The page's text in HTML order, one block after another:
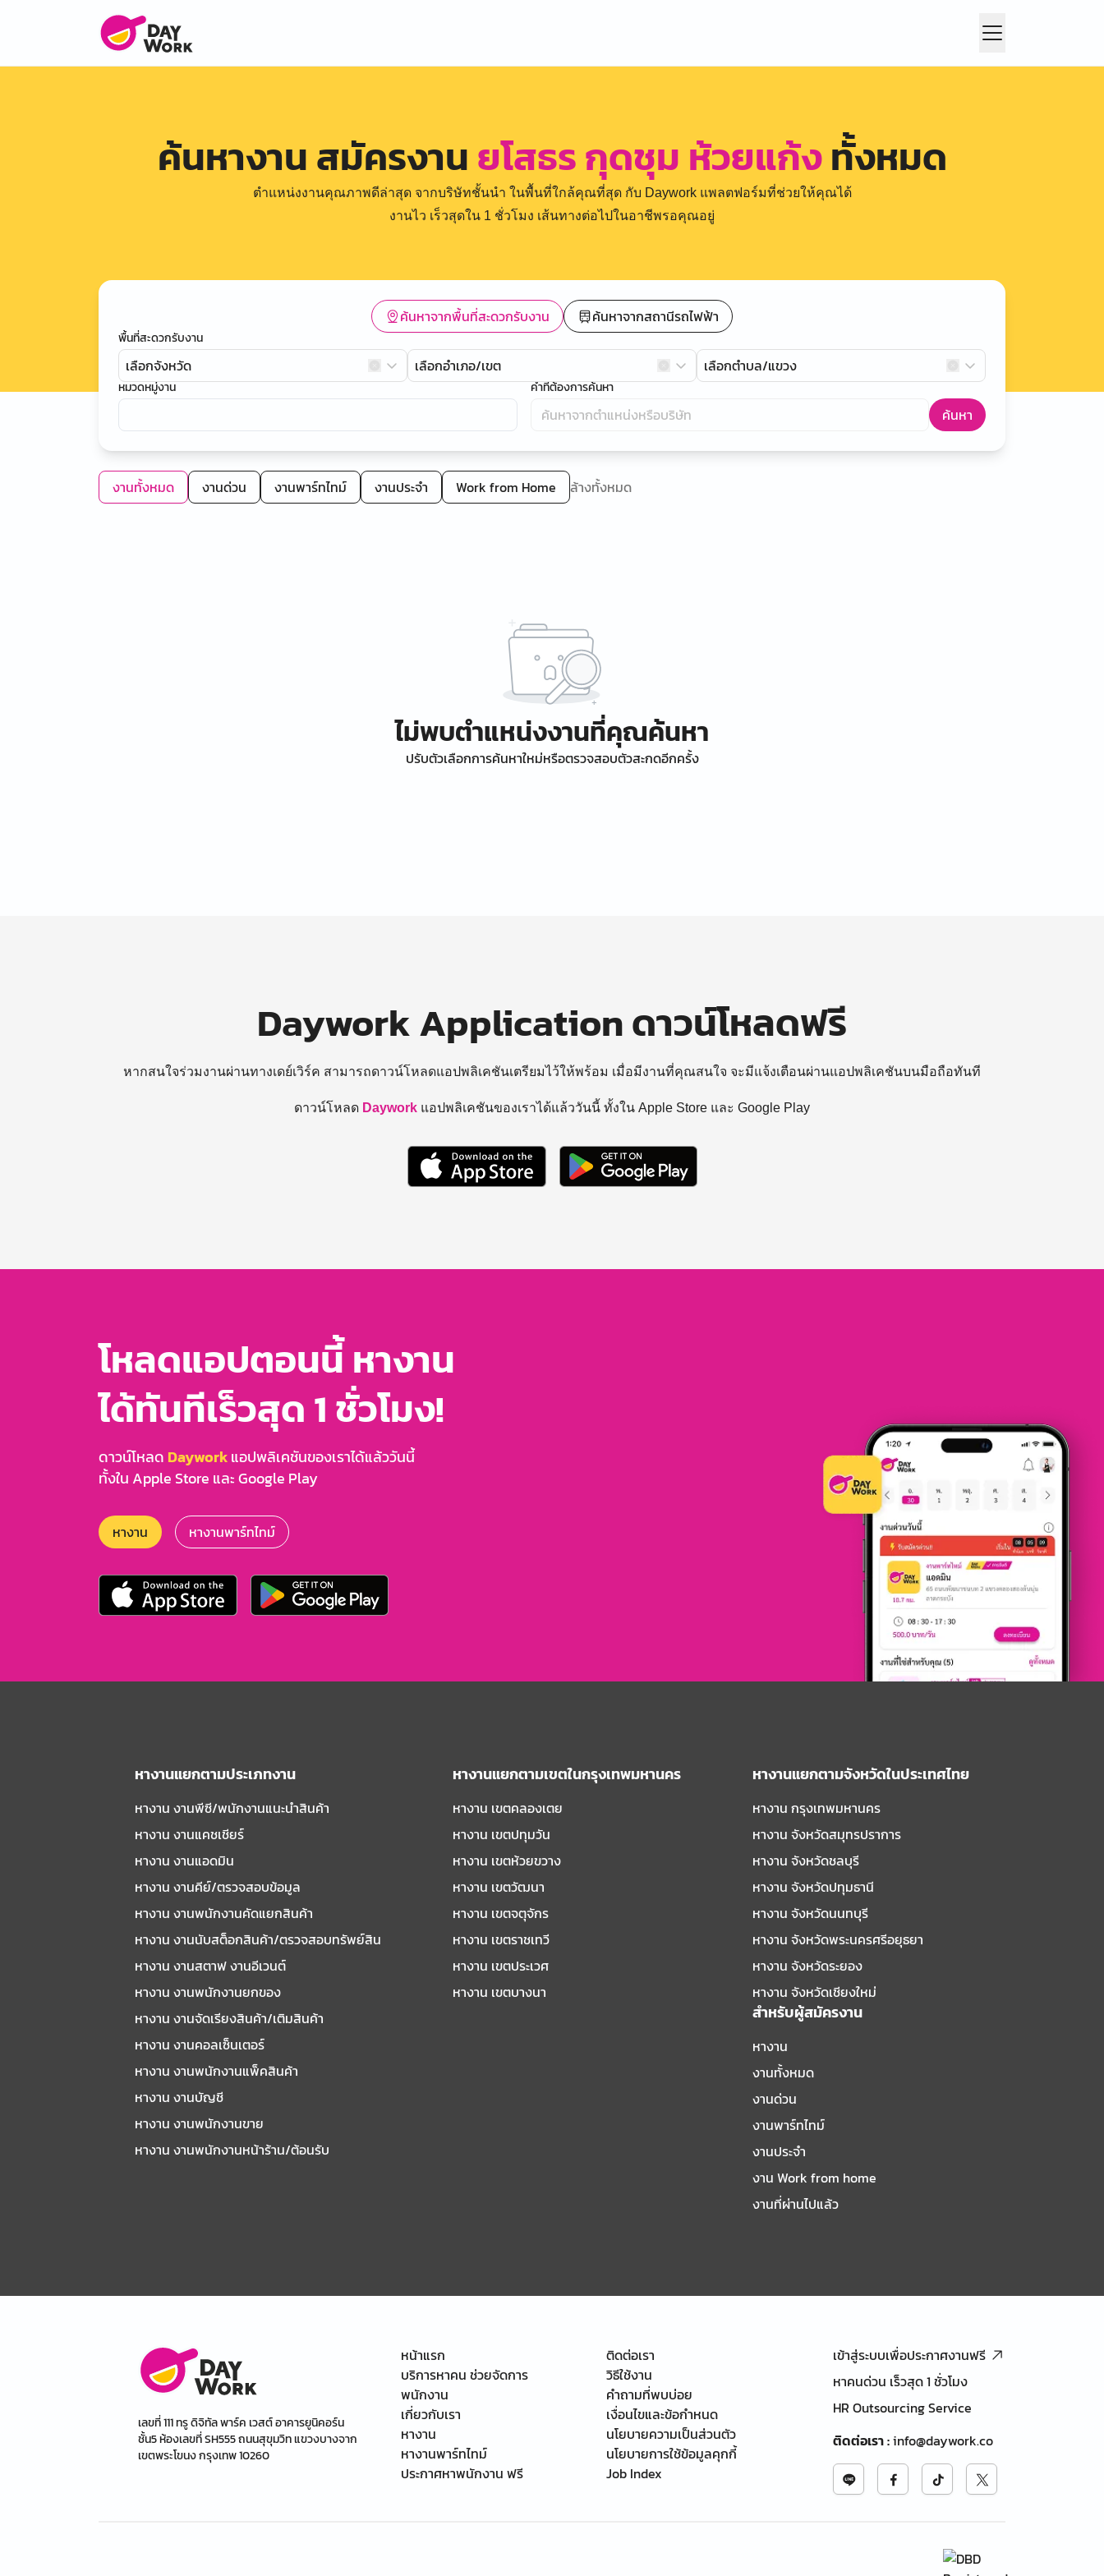
ค้นหางาน สมัครงานยโสธร กุดชุม ห้วยแก้งทั้งหมด
ตำแหน่งงานคุณภาพดีล่าสุด จากบริษัทชั้นนำ ในพื้นที่ใกล้คุณที่สุด กับ Daywork แพลตฟอร์มที่ช่วยให้คุณได้
งานไว เร็วสุดใน 1 ชั่วโมง เส้นทางต่อไปในอาชีพรอคุณอยู่
ค้นหาจากพื้นที่สะดวกรับงาน ค้นหาจากสถานีรถไฟฟ้า
พื้นที่สะดวกรับงาน
เลือกจังหวัด เลือกอำเภอ/เขต เลือกตำบล/แขวง
หมวดหมู่งาน คำที่ต้องการค้นหา
ค้นหา
งานทั้งหมด งานด่วน งานพาร์ทไทม์ งานประจำ Work from Home ล้างทั้งหมด
ไม่พบตำแหน่งงานที่คุณค้นหา
ปรับตัวเลือกการค้นหาใหม่หรือตรวจสอบตัวสะกดอีกครั้ง
Daywork Application ดาวน์โหลดฟรี
หากสนใจร่วมงานผ่านทางเดย์เวิร์ค สามารถดาวน์โหลดแอปพลิเคชันเตรียมไว้ให้พร้อม เมื่อมีงานที่คุณสนใจ จะมีแจ้งเตือนผ่านแอปพลิเคชันบนมือถือทันที
ดาวน์โหลด Daywork แอปพลิเคชันของเราได้แล้ววันนี้ ทั้งใน Apple Store และ Google Play
โหลดแอปตอนนี้ หางาน
ได้ทันทีเร็วสุด 1 ชั่วโมง!
ดาวน์โหลด Dayworkแอปพลิเคชันของเราได้แล้ววันนี้
ทั้งใน Apple Store และ Google Play
หางาน หางานพาร์ทไทม์
หางานแยกตามประเภทงาน
หางาน งานพีซี/พนักงานแนะนําสินค้า
หางาน งานแคชเชียร์
หางาน งานแอดมิน
หางาน งานคีย์/ตรวจสอบข้อมูล
หางาน งานพนักงานคัดแยกสินค้า
หางาน งานนับสต็อกสินค้า/ตรวจสอบทรัพย์สิน
หางาน งานสตาฟ งานอีเวนต์
หางาน งานพนักงานยกของ
หางาน งานจัดเรียงสินค้า/เติมสินค้า
หางาน งานคอลเซ็นเตอร์
หางาน งานพนักงานแพ็คสินค้า
หางาน งานบัญชี
หางาน งานพนักงานขาย
หางาน งานพนักงานหน้าร้าน/ต้อนรับ
หางานแยกตามเขตในกรุงเทพมหานคร
หางาน เขตคลองเตย
หางาน เขตปทุมวัน
หางาน เขตห้วยขวาง
หางาน เขตวัฒนา
หางาน เขตจตุจักร
หางาน เขตราชเทวี
หางาน เขตประเวศ
หางาน เขตบางนา
หางานแยกตามจังหวัดในประเทศไทย
หางาน กรุงเทพมหานคร
หางาน จังหวัดสมุทรปราการ
หางาน จังหวัดชลบุรี
หางาน จังหวัดปทุมธานี
หางาน จังหวัดนนทบุรี
หางาน จังหวัดพระนครศรีอยุธยา
หางาน จังหวัดระยอง
หางาน จังหวัดเชียงใหม่
สำหรับผู้สมัครงาน
หางาน
งานทั้งหมด
งานด่วน
งานพาร์ทไทม์
งานประจำ
งาน Work from home
งานที่ผ่านไปแล้ว
เลขที่ 111 ทรู ดิจิทัล พาร์ค เวสต์ อาคารยูนิคอร์น
ชั้น5 ห้องเลขที่ SH555 ถนนสุขุมวิท แขวงบางจาก
เขตพระโขนง กรุงเทพ 10260
หน้าแรก
บริการหาคน ช่วยจัดการ
พนักงาน
เกี่ยวกับเรา
หางาน
หางานพาร์ทไทม์
ประกาศหาพนักงาน ฟรี
ติดต่อเรา
วิธีใช้งาน
คำถามที่พบบ่อย
เงื่อนไขและข้อกำหนด
นโยบายความเป็นส่วนตัว
นโยบายการใช้ข้อมูลคุกกี้
Job Index
เข้าสู่ระบบเพื่อประกาศงานฟรี
หาคนด่วน เร็วสุด 1 ชั่วโมง
HR Outsourcing Service
ติดต่อเรา:info@daywork.co